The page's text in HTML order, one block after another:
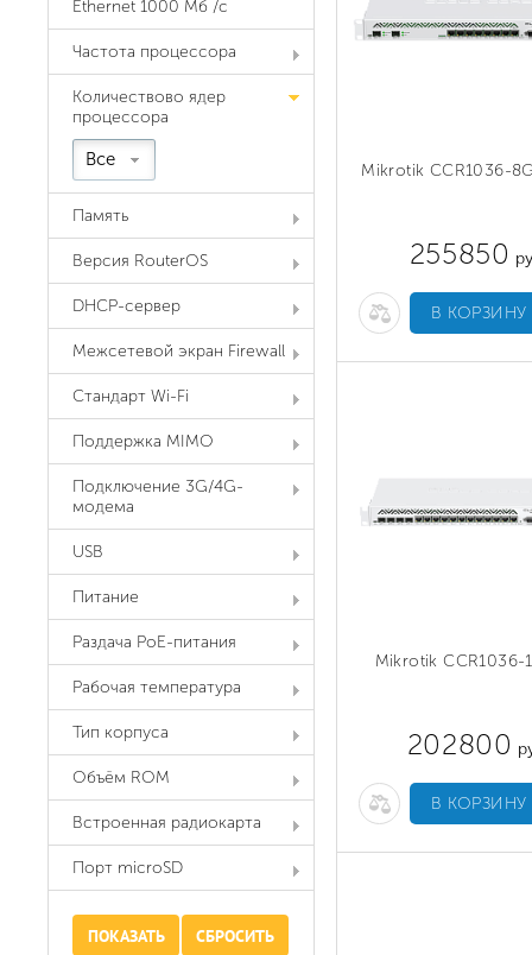
Ethernet 1000 Мб /с
Частота процессора
Количествово ядер
процессора
Все
Память
Версия RouterOS
DHCP-сервер
Межсетевой экран Firewall
Стандарт Wi-Fi
Поддержка MIMO
Подключение 3G/4G-
модема
USB
Питание
Раздача PoE-питания
Рабочая температура
Тип корпуса
Объём ROM
Встроенная радиокарта
Порт microSD
Mikrotik CCR1036-
255850
В КОРЗИНУ
Mikrotik CCR1036-
202800
В КОРЗИНУ